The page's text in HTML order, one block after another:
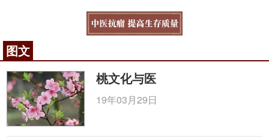
性状鉴别种子略呈椭圆形或类球形，长1.2-
1.7cm，直径0.8-1.5cm。表面浅黄棕色至红棕色，有
细纵纹和较宽的脉纹，先端中央呈乳头状突起，深棕
色，常有裂口，其周围及下方略下陷。种皮菲薄，紧
贴子叶，不易剥离。质硬，破开后可见黄白色肥厚子
叶2枚，中心凹入成槽形，具绿色
甘、涩，莲子心极苦。以个大饱满者为佳。
图文
桃文化与医
19年03月29日